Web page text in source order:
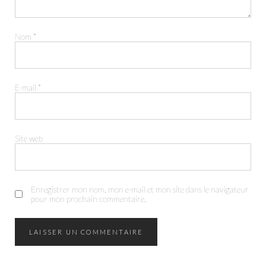
FACEBOOK
INSTAGRAM
Nom *
E-mail *
Site web
Enregistrer mon nom, mon e-mail et mon site dans le navigateur
pour mon prochain commentaire.